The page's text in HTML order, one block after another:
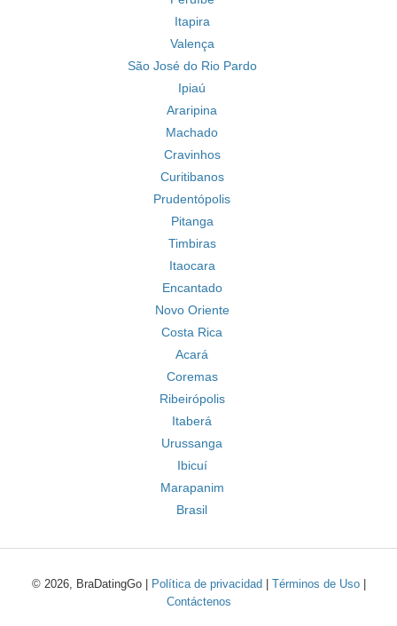
Itapira
Valença
São José do Rio Pardo
Ipiaú
Araripina
Machado
Cravinhos
Curitibanos
Prudentópolis
Pitanga
Timbiras
Itaocara
Encantado
Novo Oriente
Costa Rica
Acará
Coremas
Ribeirópolis
Itaberá
Urussanga
Ibicuí
Marapanim
Brasil
© 2026, BraDatingGo | Política de privacidad Términos de Uso|
Contáctenos